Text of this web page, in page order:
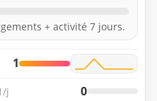
+ activité 7 jours.
1
j 0